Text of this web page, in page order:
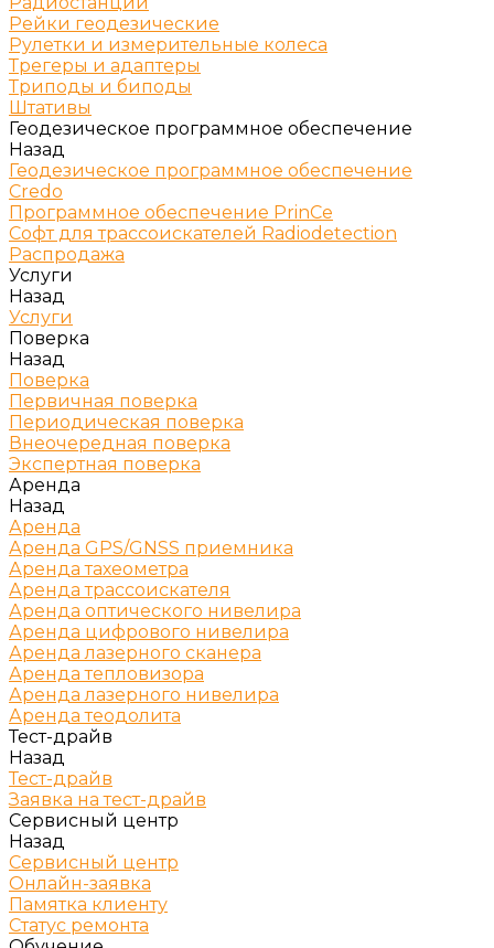
Рейки геодезические
Рулетки и измерительные колеса
Трегеры и адаптеры
Триподы и биподы
Штативы
Геодезическое программное обеспечение
Назад
Геодезическое программное обеспечение
Credo
Программное обеспечение PrinCe
Софт для трассоискателей Radiodetection
Распродажа
Услуги
Назад
Услуги
Поверка
Назад
Поверка
Первичная поверка
Периодическая поверка
Внеочередная поверка
Экспертная поверка
Аренда
Назад
Аренда
Аренда GPS/GNSS приемника
Аренда тахеометра
Аренда трассоискателя
Аренда оптического нивелира
Аренда цифрового нивелира
Аренда лазерного сканера
Аренда тепловизора
Аренда лазерного нивелира
Аренда теодолита
Тест-драйв
Назад
Тест-драйв
Заявка на тест-драйв
Сервисный центр
Назад
Сервисный центр
Онлайн-заявка
Памятка клиенту
Статус ремонта